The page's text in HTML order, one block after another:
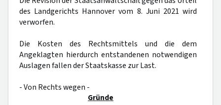
des Landgerichts Hannover vom 8. Juni 2021 wird
verworfen.
Die Kosten des Rechtsmittels und die dem
Angeklagten hierdurch entstandenen notwendigen
Auslagen fallen der Staatskasse zur Last.
- Von Rechts wegen -
Gründe